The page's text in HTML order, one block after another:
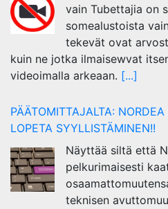
vain Tubettajia on
somealustoista
tekevät ovat
kuin ne jotka ilmaisewvat
videoimalla arkeaan. [...]
PÄÄTOMITTAJALTA:
LOPETA SYYLLISTÄMINEN!!
Näyttää siltä että
pelkurimaisesti
teknisen